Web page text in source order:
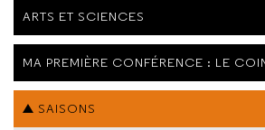
ARTS ET SCIENCES
MA PREMIÈRE CONFÉRENCE : LE
SAISONS